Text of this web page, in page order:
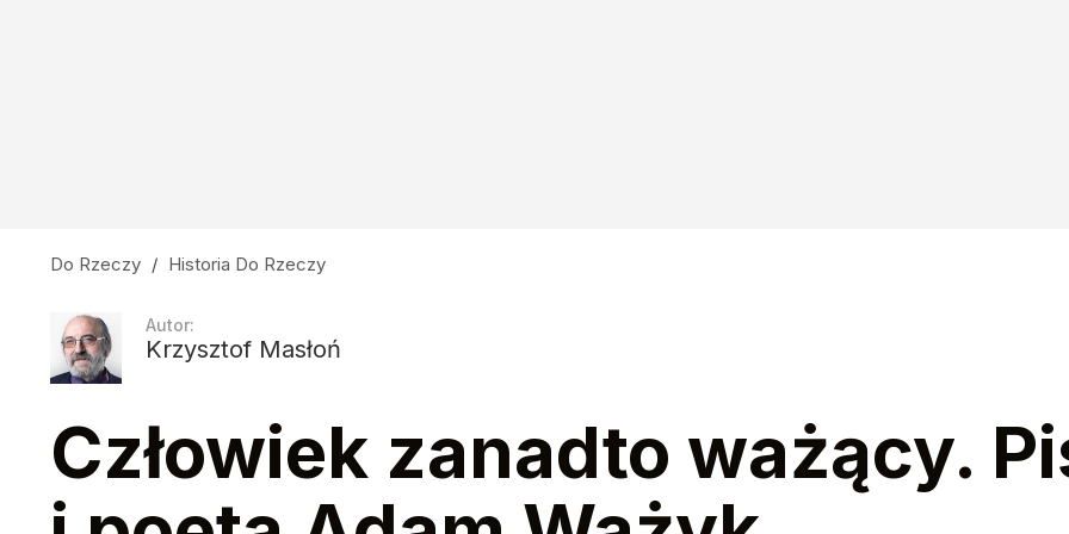
Do Rzeczy / Historia Do Rzeczy
Autor:
Krzysztof Masłoń
Człowiek zanadto ważący.